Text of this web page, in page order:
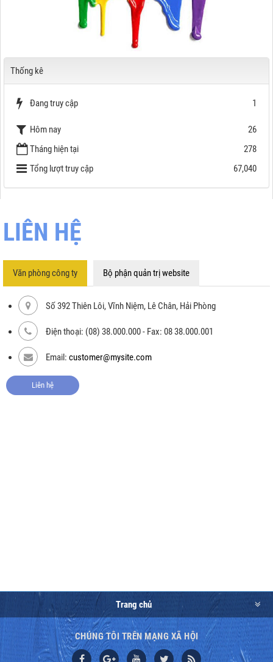
Thống kê
Đang truy cập 1
Hôm nay
26
Tháng hiện tại
278
Tổng lượt truy cập
67,040
LIÊN HỆ
Văn phòng công ty Bộ phận quản trị website
Số 392 Thiên Lôi, Vĩnh Niệm, Lê Chân, Hải Phòng
Điện thoại: (08) 38.000.000 - Fax: 08 38.000.001
Email: customer@mysite.com
Liên hệ
Trang chủ
CHÚNG TÔI TRÊN MẠNG XÃ HỘI